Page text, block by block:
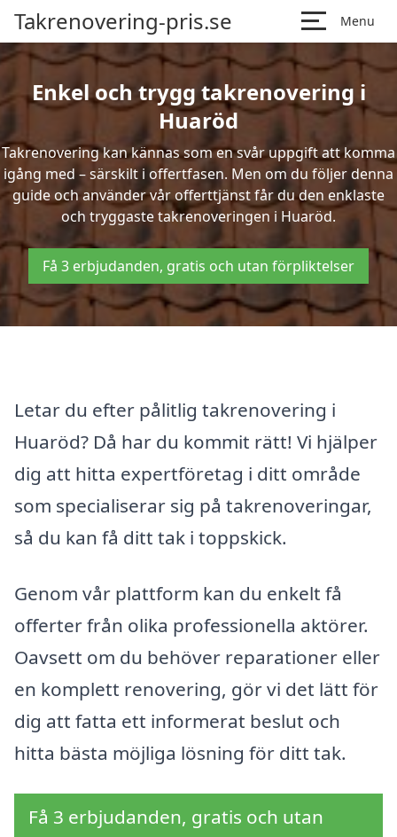
Takrenovering-pris.se Menu
Enkel och trygg takrenovering i
Huaröd
Takrenovering kan kännas som en svår uppgift att komma
igång med – särskilt i offertfasen. Men om du följer denna
guide och använder vår offerttjänst får du den enklaste
och tryggaste takrenoveringen i Huaröd.
Få 3 erbjudanden, gratis och utan förpliktelser
Letar du efter pålitlig takrenovering i
Huaröd? Då har du kommit rätt! Vi hjälper
dig att hitta expertföretag i ditt område
som specialiserar sig på takrenoveringar,
så du kan få ditt tak i toppskick.
Genom vår plattform kan du enkelt få
offerter från olika professionella aktörer.
Oavsett om du behöver reparationer eller
en komplett renovering, gör vi det lätt för
dig att fatta ett informerat beslut och
hitta bästa möjliga lösning för ditt tak.
Få 3 erbjudanden, gratis och utan